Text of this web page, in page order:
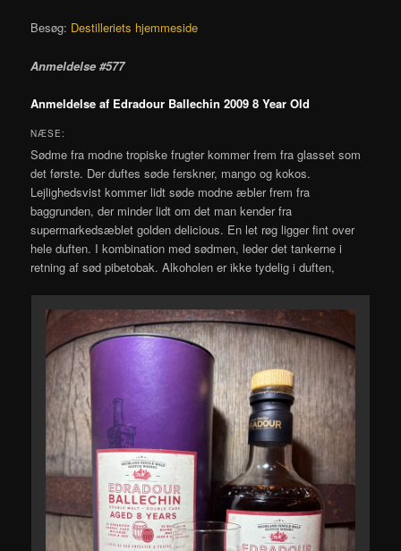
Besøg: Destilleriets hjemmeside
Anmeldelse #577
Anmeldelse af Edradour Ballechin 2009 8 Year Old
NÆSE:
Sødme fra modne tropiske frugter kommer frem fra glasset som
det første. Der duftes søde ferskner, mango og kokos.
Lejlighedsvist kommer lidt søde modne æbler frem fra
baggrunden, der minder lidt om det man kender fra
supermarkedsæblet golden delicious. En let røg ligger fint over
hele duften. I kombination med sødmen, leder det tankerne i
retning af sød pibetobak. Alkoholen er ikke tydelig i duften,